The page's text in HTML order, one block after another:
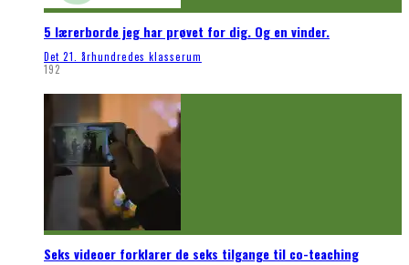
5 lærerborde jeg har prøvet for dig. Og en vinder.
Det 21. århundredes klasserum
192
Seks videoer forklarer de seks tilgange til co-teaching